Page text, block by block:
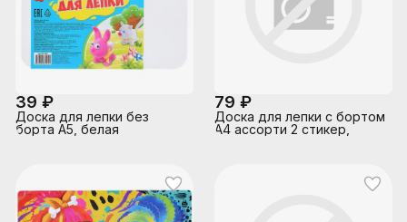
39 ₽
Доска для лепки без
борта А5, белая
79 ₽
Доска для лепки с бортом
А4 ассорти 2 стикер,